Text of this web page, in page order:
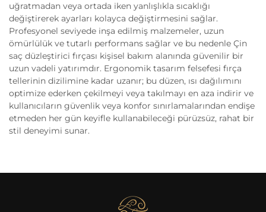
uğratmadan veya ortada iken yanlışlıkla sıcaklığı
değiştirerek ayarları kolayca değiştirmesini sağlar.
Profesyonel seviyede inşa edilmiş malzemeler, uzun
ömürlülük ve tutarlı performans sağlar ve bu nedenle Çin
saç düzleştirici fırçası kişisel bakım alanında güvenilir bir
uzun vadeli yatırımdır. Ergonomik tasarım felsefesi fırça
tellerinin dizilimine kadar uzanır; bu düzen, ısı dağılımını
optimize ederken çekilmeyi veya takılmayı en aza indirir ve
kullanıcıların güvenlik veya konfor sınırlamalarından endişe
etmeden her gün keyifle kullanabileceği pürüzsüz, rahat bir
stil deneyimi sunar.